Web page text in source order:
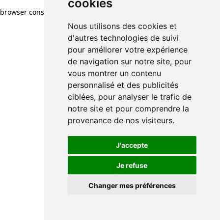
cookies
Nous utilisons des cookies et
d'autres technologies de suivi
pour améliorer votre expérience
de navigation sur notre site, pour
vous montrer un contenu
personnalisé et des publicités
ciblées, pour analyser le trafic de
notre site et pour comprendre la
provenance de nos visiteurs.
J'accepte
Je refuse
Changer mes préférences
browser console for more information)